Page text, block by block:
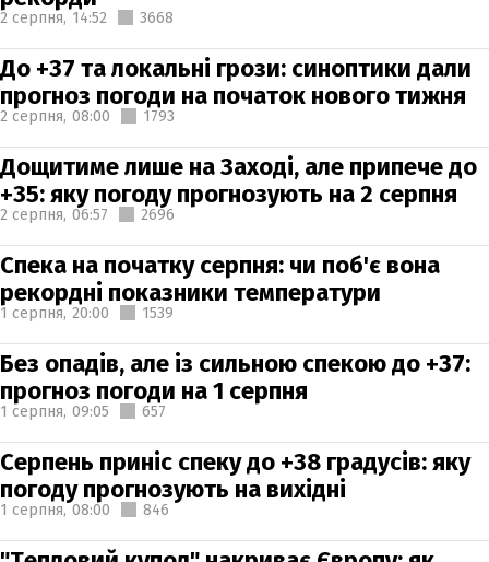
2 серпня, 14:52 3668
До +37 та локальні грози: синоптики дали
прогноз погоди на початок нового тижня
2 серпня, 08:00 1793
Дощитиме лише на Заході, але припече до
+35: яку погоду прогнозують на 2 серпня
2 серпня, 06:57 2696
Спека на початку серпня: чи поб'є вона
рекордні показники температури
1 серпня, 20:00 1539
Без опадів, але із сильною спекою до +37:
прогноз погоди на 1 серпня
1 серпня, 09:05 657
Серпень приніс спеку до +38 градусів: яку
погоду прогнозують на вихідні
1 серпня, 08:00 846